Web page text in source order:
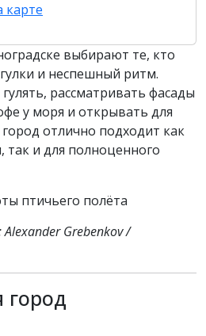
карте
выбирают те, кто
и неспешный ритм.
рассматривать фасады
у моря и открывать для
отлично подходит как
так и для полноценного
Grebenkov /
город